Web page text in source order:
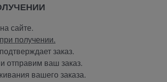
сайте.
при получении.
заказ.
отправим ваш заказ.
вашего заказа.